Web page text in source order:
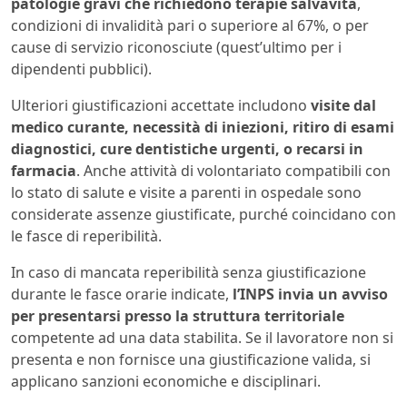
condizioni di invalidità pari o superiore al 67%, o per
cause di servizio riconosciute (quest’ultimo per i
dipendenti pubblici).
Ulteriori giustificazioni accettate includono visite dal
medico curante, necessità di iniezioni, ritiro di esami
diagnostici, cure dentistiche urgenti, o recarsi in
farmacia. Anche attività di volontariato compatibili con
lo stato di salute e visite a parenti in ospedale sono
considerate assenze giustificate, purché coincidano con
le fasce di reperibilità.
In caso di mancata reperibilità senza giustificazione
durante le fasce orarie indicate, l’INPS invia un avviso
per presentarsi presso la struttura territoriale
competente ad una data stabilita. Se il lavoratore non si
presenta e non fornisce una giustificazione valida, si
applicano sanzioni economiche e disciplinari.